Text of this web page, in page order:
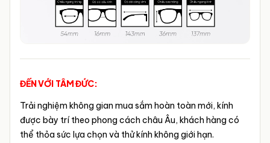
ĐẾN VỚI TÂM ĐỨC:
Trải nghiệm không gian mua sắm hoàn toàn mới, kính
được bày trí theo phong cách châu Âu, khách hàng có
thể thỏa sức lựa chọn và thử kính không giới hạn.